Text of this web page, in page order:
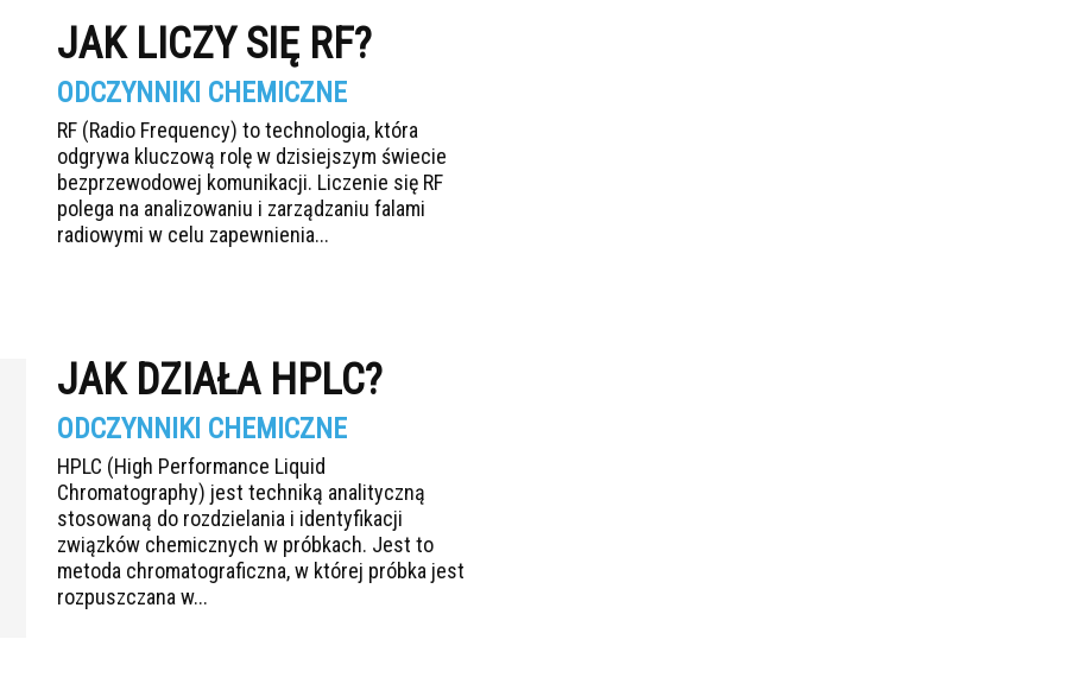
JAK LICZY SIĘ RF?
ODCZYNNIKI CHEMICZNE
RF (Radio Frequency) to technologia, która
odgrywa kluczową rolę w dzisiejszym świecie
bezprzewodowej komunikacji. Liczenie się RF
polega na analizowaniu i zarządzaniu falami
radiowymi w celu zapewnienia...
JAK DZIAŁA HPLC?
ODCZYNNIKI CHEMICZNE
HPLC (High Performance Liquid
Chromatography) jest techniką analityczną
stosowaną do rozdzielania i identyfikacji
związków chemicznych w próbkach. Jest to
metoda chromatograficzna, w której próbka jest
rozpuszczana w...